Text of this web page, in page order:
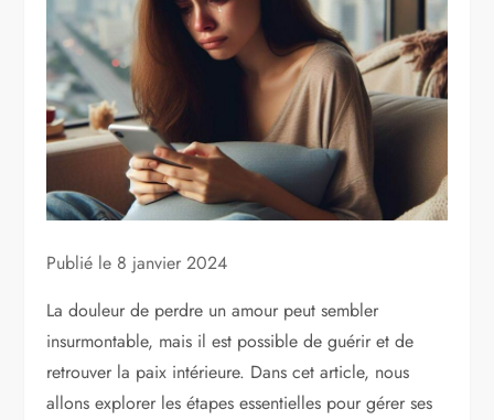
Publié le 8 janvier 2024
La douleur de perdre un amour peut sembler
insurmontable, mais il est possible de guérir et de
retrouver la paix intérieure. Dans cet article, nous
allons explorer les étapes essentielles pour gérer ses